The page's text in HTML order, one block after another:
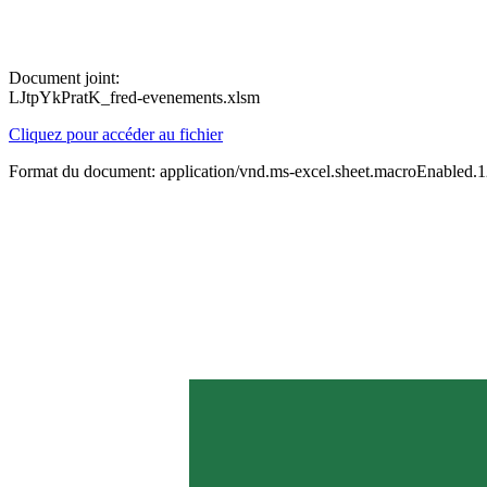
Document joint:
LJtpYkPratK_fred-evenements.xlsm
Cliquez pour accéder au fichier
Format du document: application/vnd.ms-